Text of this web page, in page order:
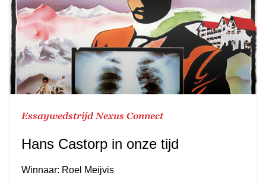
Essaywedstrijd Nexus Connect
Hans Castorp in onze tijd
Winnaar: Roel Meijvis